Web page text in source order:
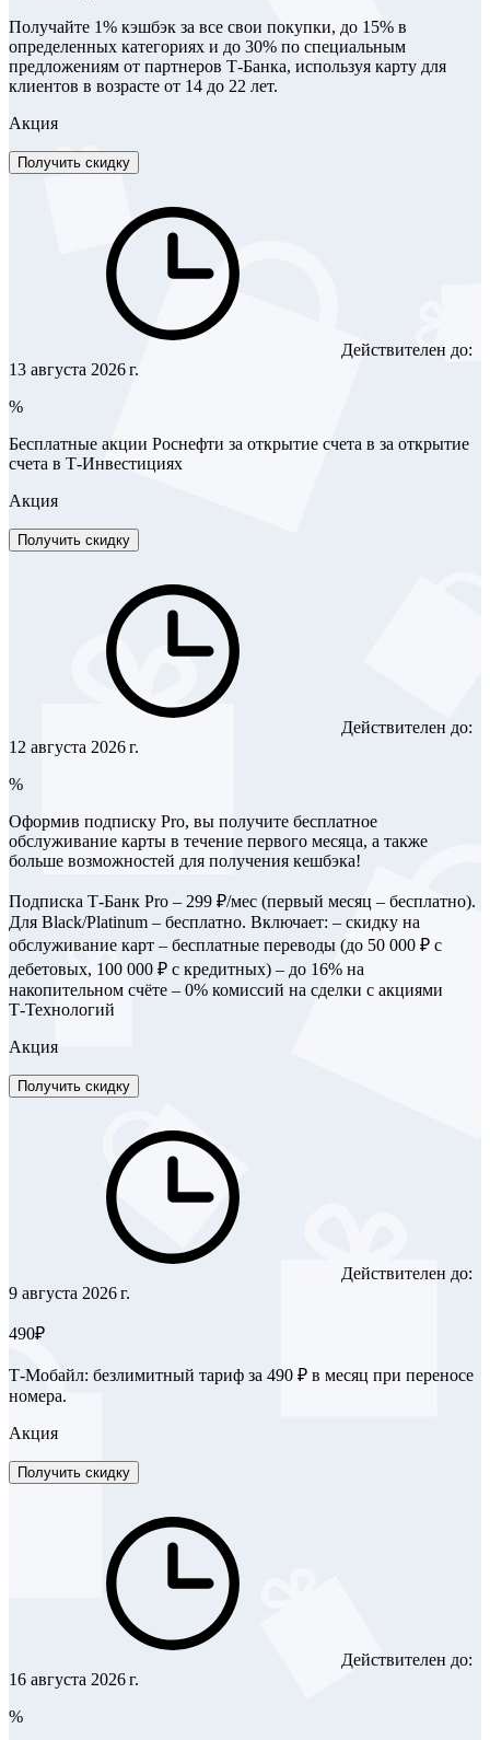
Получайте 1% кэшбэк за все свои покупки, до 15% в
определенных категориях и до 30% по специальным
предложениям от партнеров Т-Банка, используя карту для
клиентов в возрасте от 14 до 22 лет.
Акция
Получить скидку
Действителен до:
13 августа 2026 г.
%
Бесплатные акции Роснефти за открытие счета в за открытие
счета в Т-Инвестициях
Акция
Получить скидку
Действителен до:
12 августа 2026 г.
%
Оформив подписку Pro, вы получите бесплатное
обслуживание карты в течение первого месяца, а также
больше возможностей для получения кешбэка!
Подписка Т‑Банк Pro – 299 ₽/мес (первый месяц – бесплатно).
Для Black/Platinum – бесплатно. Включает: – скидку на
обслуживание карт – бесплатные переводы (до 50 000 ₽ с
дебетовых, 100 000 ₽ с кредитных) – до 16% на
накопительном счёте – 0% комиссий на сделки с акциями
Т‑Технологий
Акция
Получить скидку
Действителен до:
9 августа 2026 г.
490₽
Т-Мобайл: безлимитный тариф за 490 ₽ в месяц при переносе
номера.
Акция
Получить скидку
Действителен до:
16 августа 2026 г.
%